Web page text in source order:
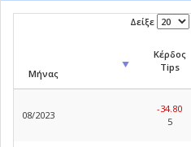
Δείξε
Μήνας
Κέρδος
Tips
08/2023
-34.80
5